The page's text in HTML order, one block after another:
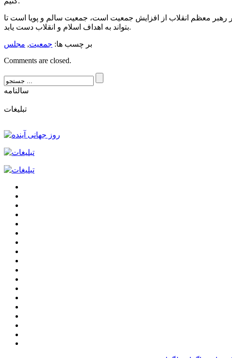
به بالای ۲۵ سال رسیده است، تاکید کرد: آنچه مدنظر رهبر معظم انقلاب از افزایش جمعیت است، جمعیت سالم و پویا است تا
بتواند به اهداف اسلام و انقلاب دست یابد.
بر چسب ها: جمعیت, مجلس
Comments are closed.
سالنامه
تبليغات